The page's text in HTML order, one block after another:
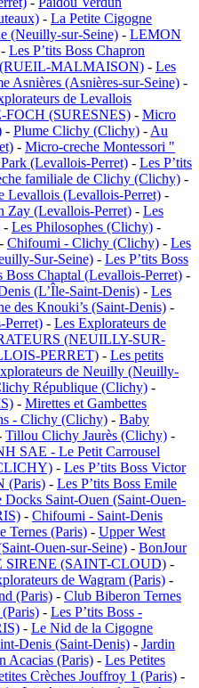
- La Petite Cigogne
(Neuilly-sur-Seine) - LEMON
- Les P’tits Boss Chapron
MALMAISON) - Les
Asnières (Asnières-sur-Seine) -
de Levallois
(SURESNES) - Micro
- Plume Clichy (Clichy) - Au
- Micro-creche Montessori "
(Levallois-Perret) - Les P’tits
familiale de Clichy (Clichy) -
Levallois (Levallois-Perret) -
Zay (Levallois-Perret) - Les
- Les Philosophes (Clichy) -
- Chifoumi - Clichy (Clichy) - Les
Sur-Seine) - Les P’tits Boss
Boss Chaptal (Levallois-Perret) -
(L’Île-Saint-Denis) - Les
des Knouki’s (Saint-Denis) -
Perret) - Les Explorateurs de
(NEUILLY-SUR-
PERRET) - Les petits
de Neuilly (Neuilly-
République (Clichy) -
- Mirettes et Gambettes
- Clichy (Clichy) - Baby
Tillou Clichy Jaurès (Clichy) -
SAE - Le Petit Carrousel
- Les P’tits Boss Victor
(Paris) - Les P’tits Boss Emile
Docks Saint-Ouen (Saint-Ouen-
- Chifoumi - Saint-Denis
Ternes (Paris) - Upper West
Ouen-sur-Seine) - BonJour
SIRENE (SAINT-CLOUD) -
de Wagram (Paris) -
(Paris) - Club Biberon Ternes
- Les P’tits Boss -
- Le Nid de la Cigogne
Denis (Saint-Denis) - Jardin
Acacias (Paris) - Les Petites
Crèches Jouffroy 1 (Paris) -